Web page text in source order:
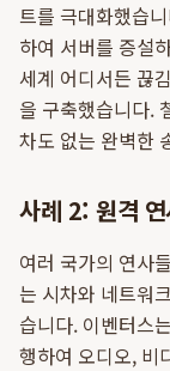
트를 극대화했습
하여 서버를 증설
세계 어디서든 끊
을 구축했습니다.
차도 없는 완벽한
사례 2: 원격
여러 국가의 연사
는 시차와 네트워
습니다. 이벤터스
행하여 오디오, 비